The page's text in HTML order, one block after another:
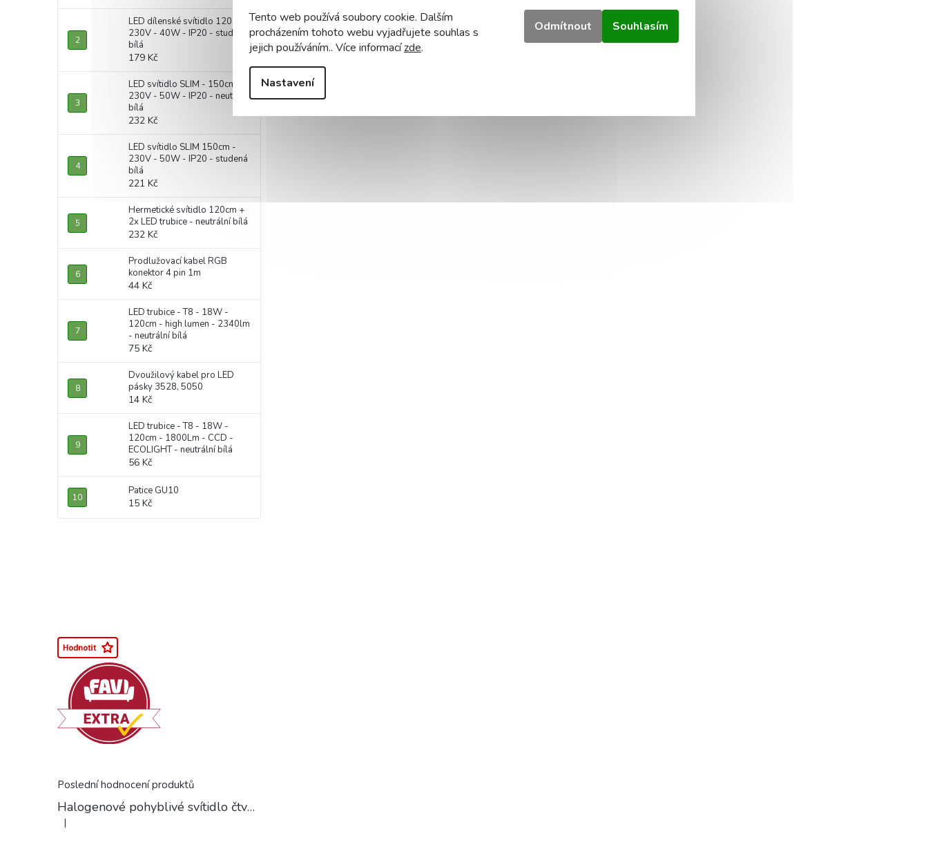
Tento web používá soubory cookie. Dalším
procházením tohoto webu vyjadřujete souhlas s
jejich používáním.. Více informacízde.
Nastavení
Odmítnout Souhlasím
LED dílenské svítidlo 120cm -
230V - 40W - IP20 - studená
bílá
179 Kč
LED svítidlo SLIM - 150cm -
230V - 50W - IP20 - neutrální
bílá
232 Kč
LED svítidlo SLIM 150cm -
230V - 50W - IP20 - studená
bílá
221 Kč
Hermetické svítidlo 120cm +
2x LED trubice - neutrální bílá
232 Kč
Prodlužovací kabel RGB
konektor 4 pin 1m
44 Kč
LED trubice - T8 - 18W -
120cm - high lumen - 2340lm
- neutrální bílá
75 Kč
Dvoužilový kabel pro LED
pásky 3528, 5050
14 Kč
LED trubice - T8 - 18W -
120cm - 1800Lm - CCD -
ECOLIGHT - neutrální bílá
56 Kč
Patice GU10
15 Kč
Poslední hodnocení produktů
Halogenové pohyblivé svítidlo čtvercové chrom
Hodnocení produktu je 5 z 5 hvězdiček.
|